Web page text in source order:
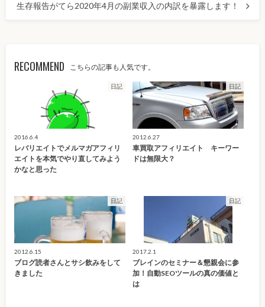
生存報告がてら2020年4月の副業収入の内訳を暴露します！
RECOMMEND こちらの記事も人気です。
日記
2016.6.4
レバリエイトでメルマガアフィリ
エイトを本気でやり直してみよう
かなと思った
日記
2012.6.27
車買取アフィリエイト キーワー
ドは無限大？
日記
2012.6.15
ブログ読者さんとサシ飲みをして
きました
日記
2017.2.1
ブレインのセミナー＆懇親会に参
加！自動SEOツールの真の価値と
は